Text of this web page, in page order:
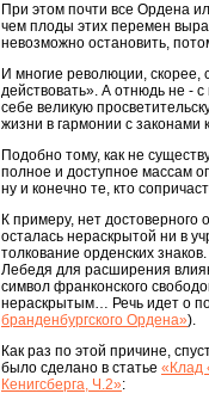
При этом почти все Ордена
чем плоды этих перемен
невозможно остановить,
И многие революции,
действовать». А отнюдь не -
себе великую
жизни в гармонии с законами
Подобно тому, как не
полное и доступное массам
ну и конечно те, кто
К примеру, нет
осталась нераскрытой ни в
толкование орденских
Лебедя для расширения
символ франконского
нераскрытым… Речь идет о
бранденбургского Ордена»).
Как раз по этой причине,
было сделано в статье «Клад
Кенигсберга, Ч.2»: